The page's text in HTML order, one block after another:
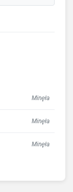
Minęła
Minęła
Minęła